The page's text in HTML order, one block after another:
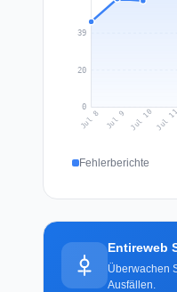
0
20
39
Jul 8 Jul 9 Jul 10 Jul 11
Fehlerberichte
Entireweb
Überwachen
Ausfällen.